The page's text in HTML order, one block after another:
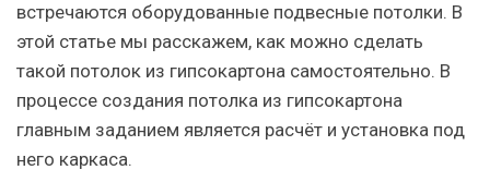
встречаются оборудованные подвесные потолки. В
этой статье мы расскажем, как можно сделать
такой потолок из гипсокартона самостоятельно. В
процессе создания потолка из гипсокартона
главным заданием является расчёт и установка под
него каркаса.